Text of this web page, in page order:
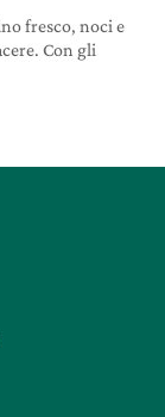
fresco, noci e
Con gli